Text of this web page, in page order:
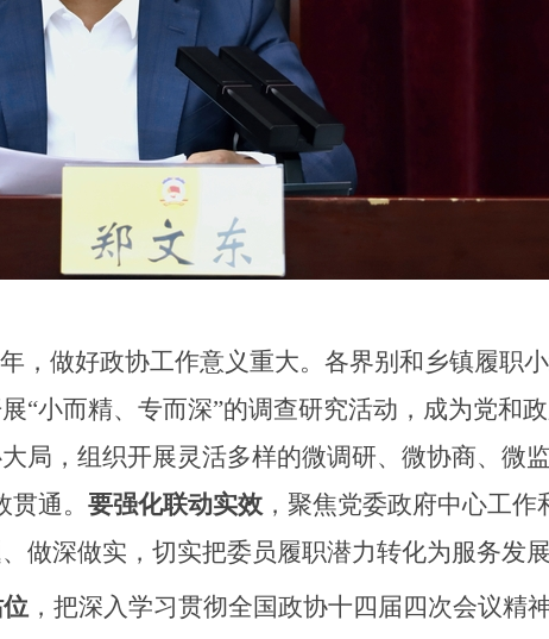
，做好政协工作意义重大。各界别和乡镇履职
“小而精、专而深”的调查研究活动，成为党和
局，组织开展灵活多样的微调研、微协商、微监
通。 要强化联动实效 ，聚焦党委政府中心工
做深做实，切实把委员履职潜力转化为服务发展
，把深入学习贯彻全国政协十四届四次会议精